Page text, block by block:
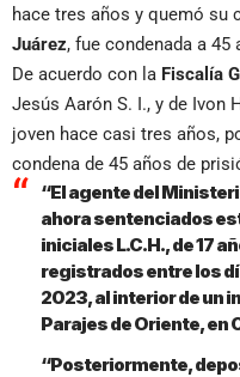
hace tres años y quemó su
Juárez, fue condenada a 45
De acuerdo con la Fiscalía
Jesús Aarón S. I., y de Ivon
joven hace casi tres años,
condena de 45 años de
“El agente del
ahora sentenciados
iniciales L.C.H., de 17
registrados entre los
2023, al interior de un
Parajes de Oriente, en
“Posteriormente,